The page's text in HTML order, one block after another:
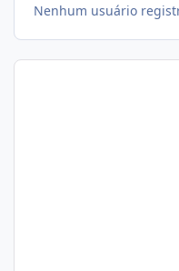
Nenhum usuário